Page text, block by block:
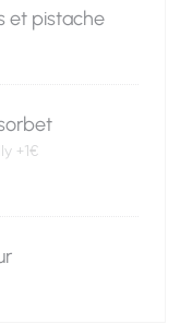
et pistache
+1€